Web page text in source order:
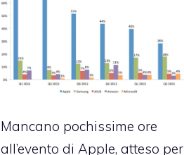
Mancano pochissime ore
all’evento di Apple, atteso per